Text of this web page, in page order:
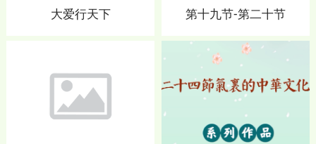
大爱行天下 第十九节-第二十节